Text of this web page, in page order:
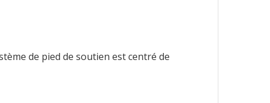
de pied de soutien est centré de